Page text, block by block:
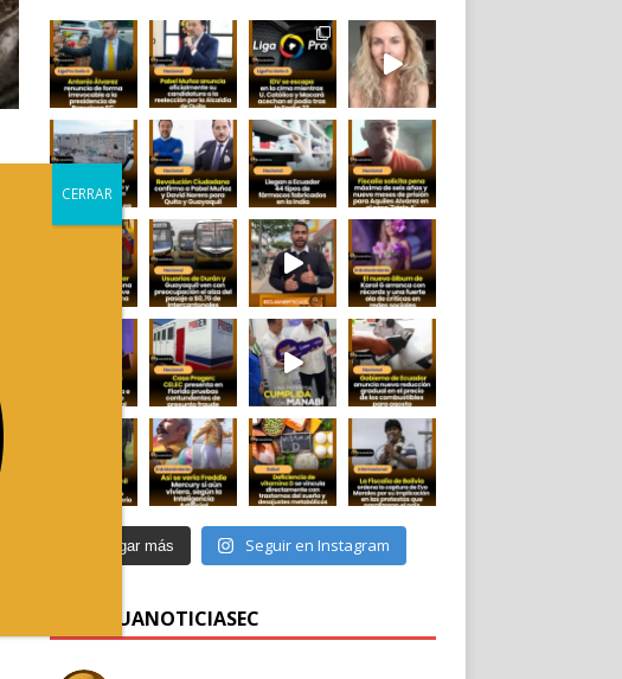
Cargar más Seguir en Instagram
X : @ECUANOTICIASEC